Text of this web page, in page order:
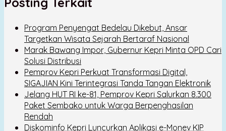
Program Penyengat Bedelau Dikebut, Ansar
Targetkan Wisata Sejarah Bertaraf Nasional
Marak Bawang Impor, Gubernur Kepri Minta OPD Cari
Solusi Distribusi
Pemprov Kepri Perkuat Transformasi Digital,
SIGAJIAN Kini Terintegrasi Tanda Tangan Elektronik
Jelang HUT RI ke-81, Pemprov Kepri Salurkan 8.300
Paket Sembako untuk Warga Berpenghasilan
Rendah
Diskominfo Kepri Luncurkan Aplikasi e-Monev KIP